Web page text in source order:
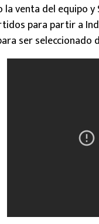
la venta del equipo
para partir a
ser seleccionado